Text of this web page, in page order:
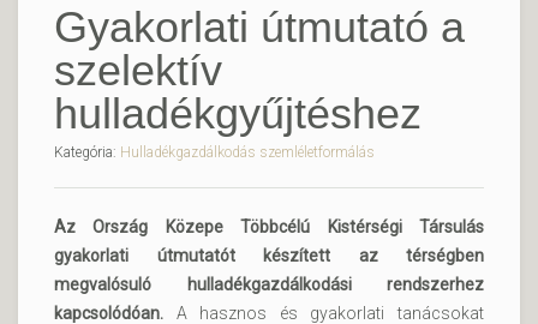
Gyakorlati útmutató a
szelektív
hulladékgyűjtéshez
Kategória: Hulladékgazdálkodás szemléletformálás
Az Ország Közepe Többcélú Kistérségi Társulás
gyakorlati útmutatót készített az térségben
megvalósuló hulladékgazdálkodási rendszerhez
kapcsolódóan. A hasznos és gyakorlati tanácsokat